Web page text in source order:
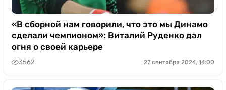
«В сборной нам говорили, что это мы Динамо
сделали чемпионом»: Виталий Руденко дал
огня о своей карьере
3562 27 сентября 2024, 14:00